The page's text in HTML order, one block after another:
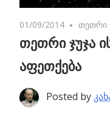
01/09/2014 No
თეთრი
თეთრი ჯუჯა
აფეთქება
Posted by